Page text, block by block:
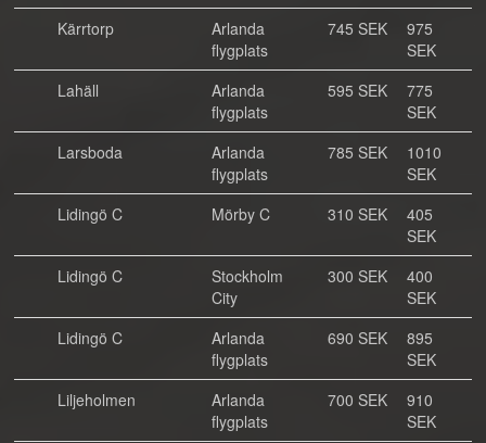
Kärrtorp
Arlanda
flygplats
745 SEK
975
SEK
Lahäll
Arlanda
flygplats
595 SEK
775
SEK
Larsboda
Arlanda
flygplats
785 SEK
1010
SEK
Lidingö C
Mörby C 310 SEK
405
SEK
Lidingö C
Stockholm
City
300 SEK
400
SEK
Lidingö C
Arlanda
flygplats
690 SEK
895
SEK
Liljeholmen
Arlanda
flygplats
700 SEK
910
SEK